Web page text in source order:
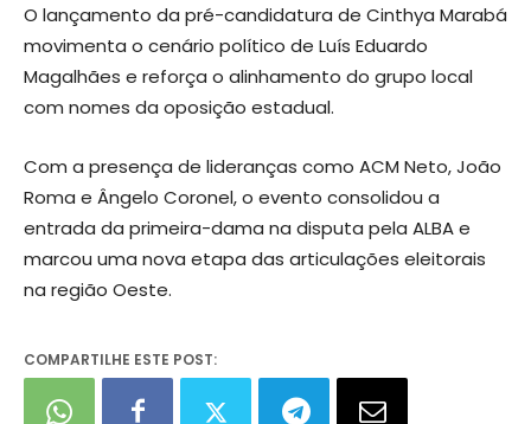
O lançamento da pré-candidatura de Cinthya Marabá
movimenta o cenário político de Luís Eduardo
Magalhães e reforça o alinhamento do grupo local
com nomes da oposição estadual.
Com a presença de lideranças como ACM Neto, João
Roma e Ângelo Coronel, o evento consolidou a
entrada da primeira-dama na disputa pela ALBA e
marcou uma nova etapa das articulações eleitorais
na região Oeste.
COMPARTILHE ESTE POST: